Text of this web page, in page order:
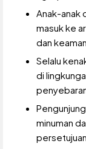
Anak-anak
masuk ke
dan
Selalu
di
minuman